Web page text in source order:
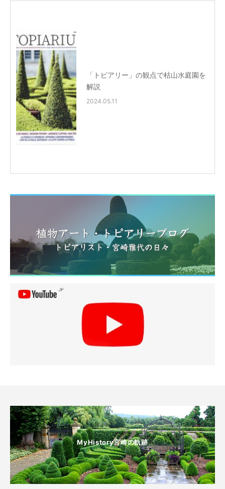
「トピアリー」の観点で枯山水庭園を
解説
2024.05.11
MyHistory宮崎の軌跡